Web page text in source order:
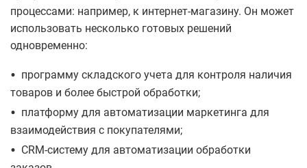
процессами: например, к интернет-магазину. Он может
использовать несколько готовых решений
одновременно:
• программу складского учета для контроля наличия
товаров и более быстрой обработки;
• платформу для автоматизации маркетинга для
взаимодействия с покупателями;
• CRM-систему для автоматизации обработки